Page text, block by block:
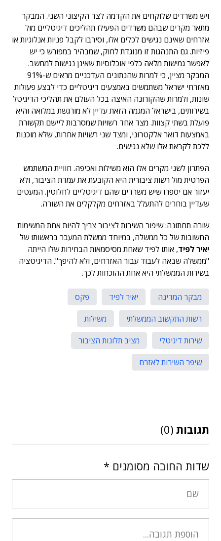
ויש משרדים שלוקחים את הקדמה לצד הקיצוני השני. המבקר
מתאר מקרים שבהם משרדים הפעילו תהליכים דיגיטליים מול
אזרחים שאינם נגישים לכלים אלו, וסירבו לקבל פניות אנלוגיות או
פיזיות. גם התנהגות זו מנוגדת לחוק, שמבהיר במפורש כי יש
לאפשר גמישות מלאה כלפי אוכלוסיות שאינן נגישות למחשב.
המבקר מציין, כי למרות שהנתונים העדכניים מראים ש-91%
מאזרחי ישראל משתמשים באמצעים דיגיטליים כדי לבצע פעולות
שונות, ולמרות שהקורונה האיצה בכל העולם את תהליכי הדיגיטל
בשירותים, בישראל המגמה הזאת עדיין לא מורגשת במלואה והיא
פועלת בשתי קצוות. מצד אחד רשויות שמסרבות ליישם תקשורת
באמצעות דואר אלקטרוני, ומצד שני רשויות אחרות, שלא מוכנות
ללכת לקראת אלו שלא נגישים.
הפתרון לשני מקרים אלו הוא משילות ואכיפה. חוויית המשתמש
הפרטית מול רשות ציבורית היא הקובעת את עמדת הציבור, ולא
יעזור אם יספרו שיש משרדים שהם דיגיטליים לחלוטין. המעטים
שעדיין בוחרים להתעלל באזרחים מקלקלים את השורה.
שורה תחתונה: שיפור השירות לציבור צריך להיות אחת המשימות
החשובות של כל ממשלה, במיוחד ממשלת המעבר בראשותו של
יאיר לפיד, אותו לפיד שאחת מסיסמאות הבחירות שלו הייתה
"ממשלה שבאה לעבוד עבור האזרחים, ולא להיפך". הדיגיטציה
בשירות הממשלתי היא אחת ההוכחות לכך.
מבקר המדינה יאיר לפיד
פקס
רשות התקשוב הממשלתי
משילות
שירות דיגיטלי
מציב תלונות הציבור
שיפר השירות לאזרח
תגובות (0)
שדות החובה מסומנים *